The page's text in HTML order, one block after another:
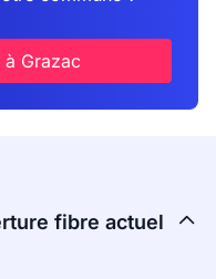
à Grazac
fibre actuel